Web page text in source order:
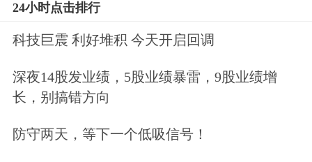
小马智行（6.42%）、乐信（6.12%）、
爱奇艺（5.75%）位列前三。
值得注意的是，外资机构对中概股的积
中，花旗集团 于本周二将 老虎证券
24小时点击排行
科技巨震 利好堆积 今天开启回调
深夜14股发业绩，5股业绩暴雷，9股业绩增
长，别搞错方向
防守两天，等下一个低吸信号！